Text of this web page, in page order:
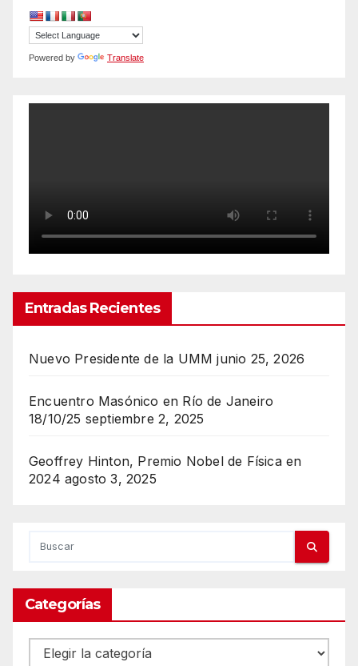
Powered by Translate
Entradas Recientes
Nuevo Presidente de la UMM junio 25, 2026
Encuentro Masónico en Río de Janeiro
18/10/25 septiembre 2, 2025
Geoffrey Hinton, Premio Nobel de Física en
2024 agosto 3, 2025
Categorías
Categorías